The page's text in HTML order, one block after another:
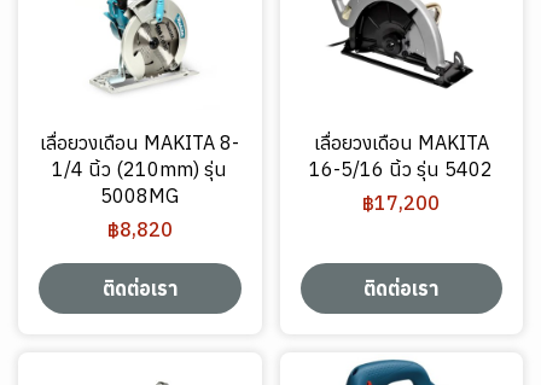
เลื่อยวงเดือน MAKITA 8-
1/4 นิ้ว (210mm) รุ่น
5008MG
฿8,820
ติดต่อเรา
เลื่อยวงเดือน MAKITA
16-5/16 นิ้ว รุ่น 5402
฿17,200
ติดต่อเรา